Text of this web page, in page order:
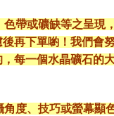
帶或礦缺等之呈現
再下單喲！我們會
每一個水晶礦石的
度、技巧或螢幕顯